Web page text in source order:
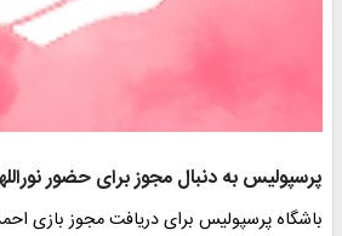
پرسپولیس به دنبال مجوز برای حضور
باشگاه پرسپولیس برای دریافت مجوز بازی